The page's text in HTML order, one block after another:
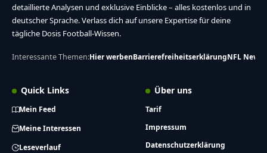
detaillierte Analysen und exklusive Einblicke – alles kostenlos und in
deutscher Sprache. Verlass dich auf unsere Expertise für deine
tägliche Dosis Football-Wissen.
Interessante Themen:Hier werbenBarrierefreiheitserklärungNFL News
Quick Links
Mein Feed
Meine Interessen
Leseverlauf
Über uns
Tarif
Impressum
Datenschutzerklärung